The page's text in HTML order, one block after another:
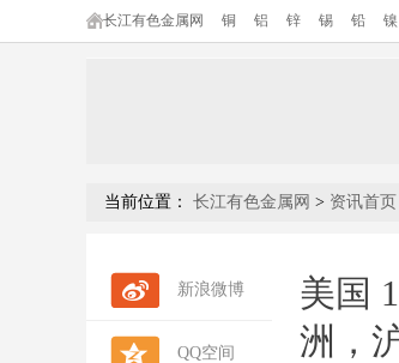
长江有色金属网 铜 铝 锌 锡 铅 镍
当前位置： 长江有色金属网 > 资讯首页
新浪微博
QQ空间
美国
洲，